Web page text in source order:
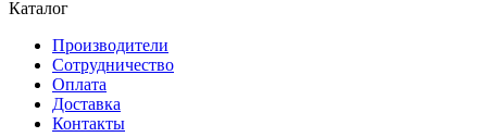
Каталог
Производители
Сотрудничество
Оплата
Доставка
Контакты